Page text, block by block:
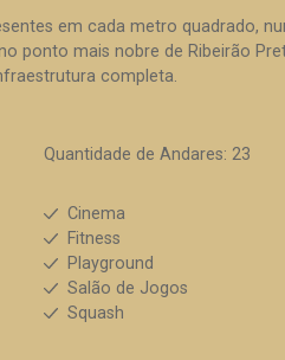
em cada metro quadrado,
ponto mais nobre de Ribeirão
completa.
Quantidade de Andares: 23
Cinema
Fitness
Playground
Salão de Jogos
Squash